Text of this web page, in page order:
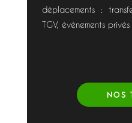
déplacements :
TGV, événements
NOS